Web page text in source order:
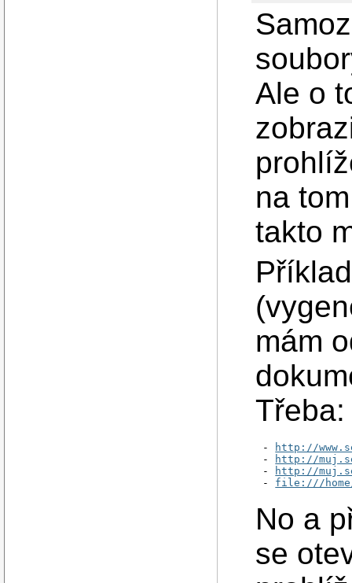
Ale o
na
takto
mám
Třeba:
-
http://
-
http://
-
http://
- file:///
No a
se